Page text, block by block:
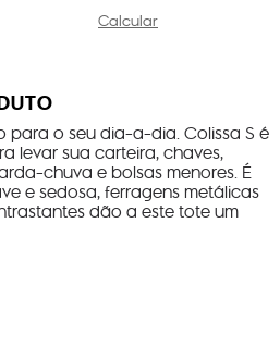
Calcular
para o seu dia-a-dia. Colissa S é
levar sua carteira, chaves,
chuva e bolsas menores. É
e sedosa, ferragens metálicas
dão a este tote um